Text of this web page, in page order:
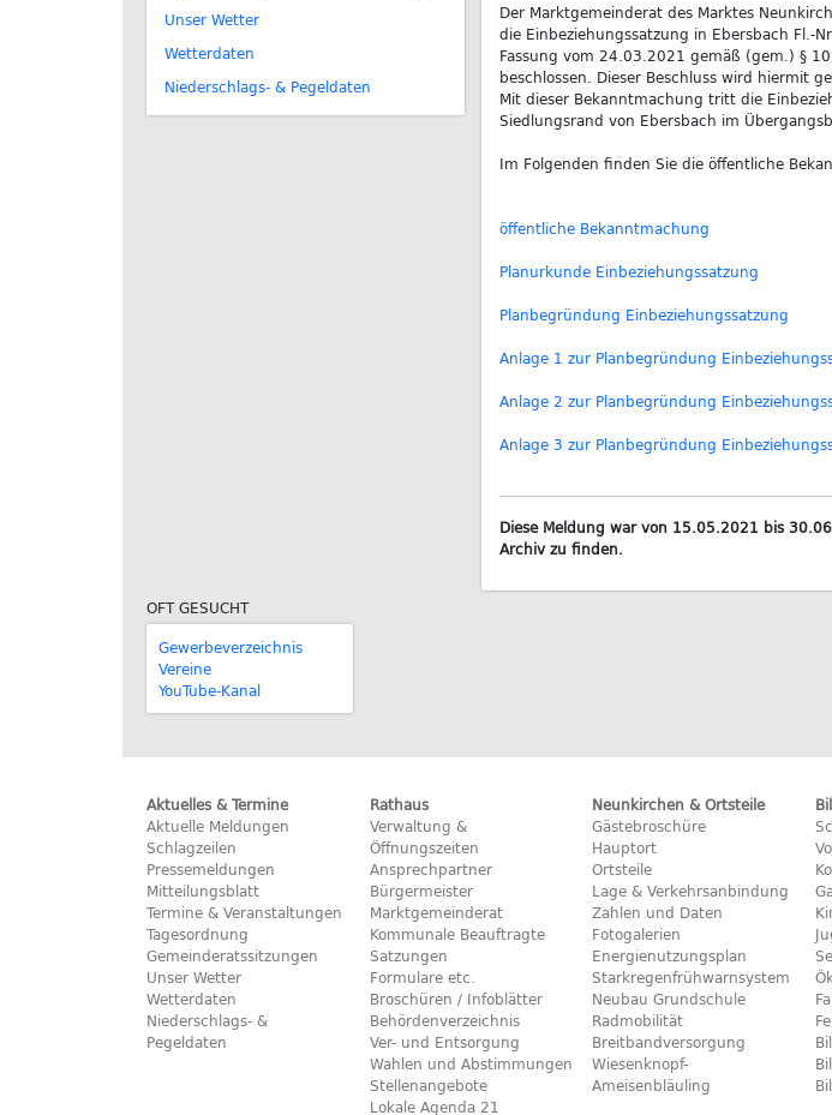
Unser Wetter
Wetterdaten
Niederschlags- & Pegeldaten
Der Marktgemeinderat des Marktes
die Einbeziehungssatzung in Ebersbach
Fassung vom 24.03.2021 gemäß (gem.) §
beschlossen. Dieser Beschluss wird hiermit
Mit dieser Bekanntmachung tritt die
Siedlungsrand von Ebersbach im
Im Folgenden finden Sie die öffentliche
öffentliche Bekanntmachung
Planurkunde Einbeziehungssatzung
Planbegründung Einbeziehungssatzung
Anlage 1 zur Planbegründung
Anlage 2 zur Planbegründung
Anlage 3 zur Planbegründung
Diese Meldung war von 15.05.2021 bis
Archiv zu finden.
OFT GESUCHT
Gewerbeverzeichnis
Vereine
YouTube-Kanal
Aktuelles & Termine
Aktuelle Meldungen
Schlagzeilen
Pressemeldungen
Mitteilungsblatt
Termine & Veranstaltungen
Tagesordnung
Gemeinderatssitzungen
Unser Wetter
Wetterdaten
Niederschlags- &
Pegeldaten
Rathaus
Verwaltung &
Öffnungszeiten
Ansprechpartner
Bürgermeister
Marktgemeinderat
Kommunale Beauftragte
Satzungen
Formulare etc.
Broschüren / Infoblätter
Behördenverzeichnis
Ver- und Entsorgung
Wahlen und Abstimmungen
Stellenangebote
Lokale Agenda 21
Neunkirchen & Ortsteile
Gästebroschüre
Hauptort
Ortsteile
Lage & Verkehrsanbindung
Zahlen und Daten
Fotogalerien
Energienutzungsplan
Starkregenfrühwarnsystem
Neubau Grundschule
Radmobilität
Breitbandversorgung
Wiesenknopf-
Ameisenbläuling